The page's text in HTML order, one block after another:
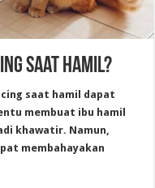
Saat Hamil?
saat hamil dapat
membuat ibu hamil
khawatir. Namun,
membahayakan